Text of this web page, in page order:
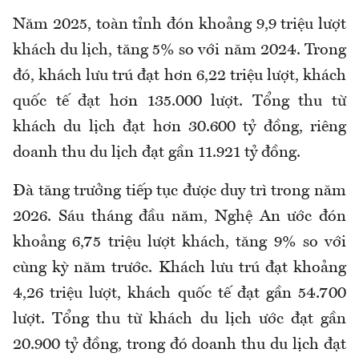
Năm 2025, toàn tỉnh đón khoảng 9,9 triệu lượt
khách du lịch, tăng 5% so với năm 2024. Trong
đó, khách lưu trú đạt hơn 6,22 triệu lượt, khách
quốc tế đạt hơn 135.000 lượt. Tổng thu từ
khách du lịch đạt hơn 30.600 tỷ đồng, riêng
doanh thu du lịch đạt gần 11.921 tỷ đồng.
Đà tăng trưởng tiếp tục được duy trì trong năm
2026. Sáu tháng đầu năm, Nghệ An ước đón
khoảng 6,75 triệu lượt khách, tăng 9% so với
cùng kỳ năm trước. Khách lưu trú đạt khoảng
4,26 triệu lượt, khách quốc tế đạt gần 54.700
lượt. Tổng thu từ khách du lịch ước đạt gần
20.900 tỷ đồng, trong đó doanh thu du lịch đạt